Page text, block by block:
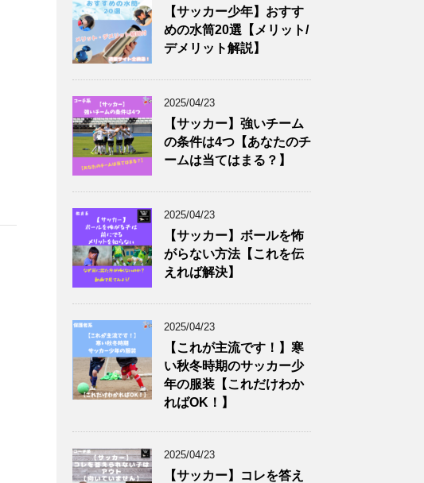
【サッカー少年】おすす
めの水筒20選【メリット/
デメリット解説】
2025/04/23
【サッカー】強いチーム
の条件は4つ【あなたのチ
ームは当てはまる？】
2025/04/23
【サッカー】ボールを怖
がらない方法【これを伝
えれば解決】
2025/04/23
【これが主流です！】寒
い秋冬時期のサッカー少
年の服装【これだけわか
ればOK！】
2025/04/23
【サッカー】コレを答え